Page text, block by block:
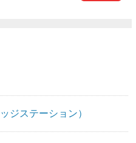
ジステーション）